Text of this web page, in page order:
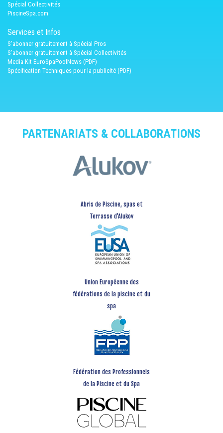
Spécial Collectivités
PiscineSpa.com
Services et Infos
S'abonner gratuitement à Spécial Pros
S'abonner gratuitement à Spécial Collectivités
Media Kit EuroSpaPoolNews (PDF)
Spécification Techniques pour la publicité (PDF)
PARTENARIATS & COLLABORATIONS
Abris de Piscine, spas et
Terrasse d’Alukov
Union Européenne des
fédérations de la piscine et du
spa
Fédération des Professionnels
de la Piscine et du Spa